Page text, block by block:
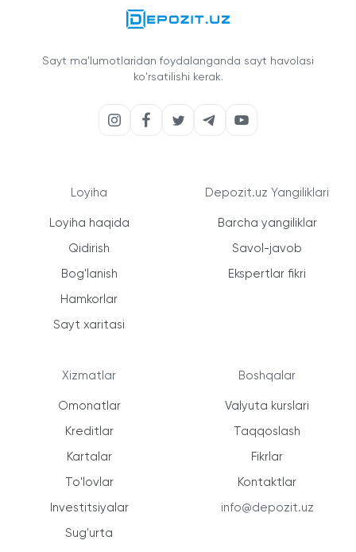
Sayt ma'lumotlaridan foydalanganda sayt havolasi
ko'rsatilishi kerak.
Loyiha
Loyiha haqida
Qidirish
Bog'lanish
Hamkorlar
Sayt xaritasi
Xizmatlar
Omonatlar
Kreditlar
Kartalar
To'lovlar
Investitsiyalar
Sug'urta
Depozit.uz Yangiliklari
Barcha yangiliklar
Savol-javob
Ekspertlar fikri
Boshqalar
Valyuta kurslari
Taqqoslash
Fikrlar
Kontaktlar
info@depozit.uz